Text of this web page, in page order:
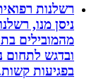
רשלנות רפואית
ניסן מנו, רשלנות
מהמובילים בתחום
ובדגש לתחום
בפגיעות קשות.